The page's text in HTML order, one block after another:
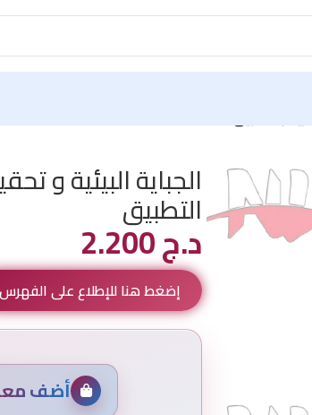
الجباية البيئية و
التطبيق
د.ج2.200
إضغط هنا للإطلاع على الفهرس
أضف